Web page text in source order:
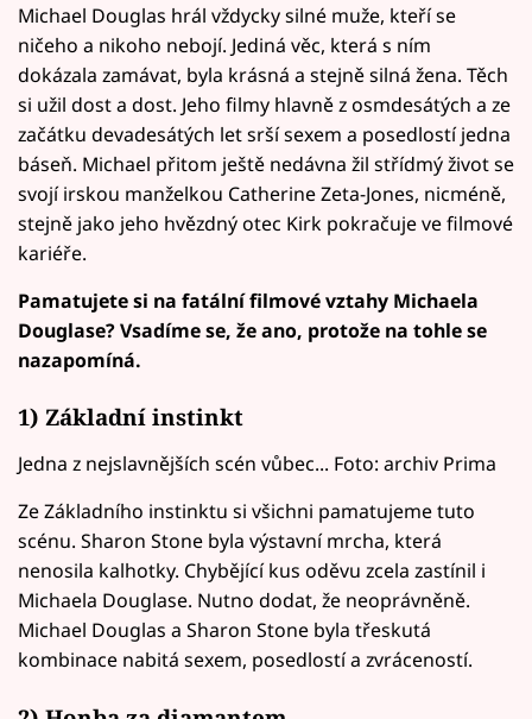
Michael Douglas hrál vždycky silné muže, kteří se
ničeho a nikoho nebojí. Jediná věc, která s ním
dokázala zamávat, byla krásná a stejně silná žena. Těch
si užil dost a dost. Jeho filmy hlavně z osmdesátých a ze
začátku devadesátých let srší sexem a posedlostí jedna
báseň. Michael přitom ještě nedávna žil střídmý život se
svojí irskou manželkou Catherine Zeta-Jones, nicméně,
stejně jako jeho hvězdný otec Kirk pokračuje ve filmové
kariéře.
Pamatujete si na fatální filmové vztahy Michaela
Douglase? Vsadíme se, že ano, protože na tohle se
nazapomíná.
1) Základní instinkt
Jedna z nejslavnějších scén vůbec... Foto: archiv Prima
Ze Základního instinktu si všichni pamatujeme tuto
scénu. Sharon Stone byla výstavní mrcha, která
nenosila kalhotky. Chybějící kus oděvu zcela zastínil i
Michaela Douglase. Nutno dodat, že neoprávněně.
Michael Douglas a Sharon Stone byla třeskutá
kombinace nabitá sexem, posedlostí a zvráceností.